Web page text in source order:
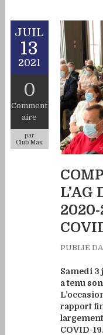
JUIL
13
2021
0
Comment
aire
par
Club Max
L’AG
2020-
PUBLIÉ
Samedi 3
a tenu
rapport
COVID-